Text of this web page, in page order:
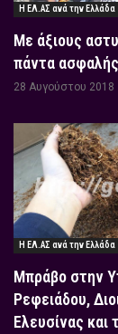
Η ΕΛ.ΑΣ ανά την Ελλάδα
Με άξιους
πάντα ασφαλής
28 Αυγούστου 2018
Η ΕΛ.ΑΣ ανά την Ελλάδα
Μπράβο στην
Ρεφειάδου,
Ελευσίνας και